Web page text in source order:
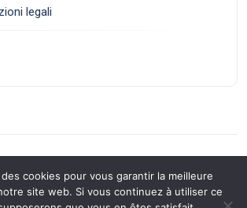
legali
cookies pour vous garantir la meilleure
site web. Si vous continuez à utiliser ce